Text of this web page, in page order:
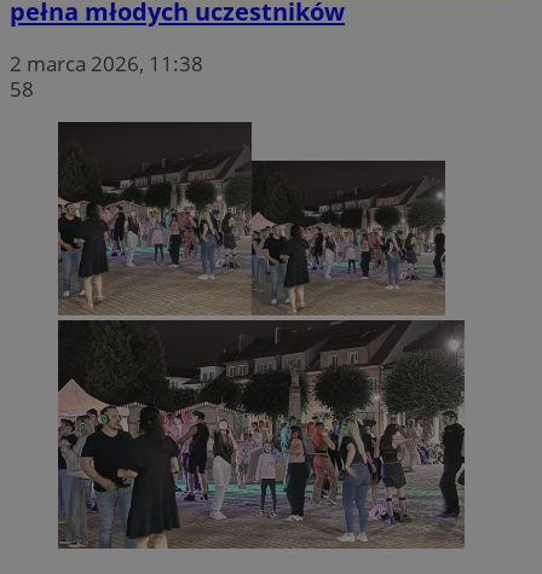
pełna młodych uczestników
2 marca 2026, 11:38
58